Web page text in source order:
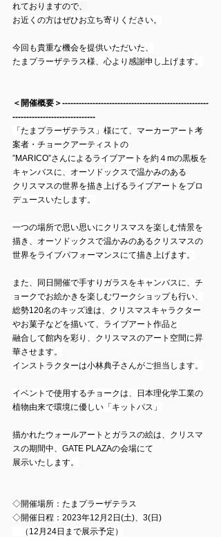
れておりますので、
お近くの方はぜひお立ち寄りください。
今回も貴重な機会を提供いただいた、
たまプラーザテラス様、心より感謝申し上げます。
＜開催概要＞-----------------------------------------------------
------------------------------
「たまプラーザテラス」様にて、マーカーアート考
案者・チョークアーティストの
”MARICO”さんによるライブアートを約４mの黒板を
キャンバスに、オーソドックスで温かみのある
クリスマスの世界を描き上げるライブアートをプロ
デュースいたします。
一つの場所で思い思いにクリスマスを楽しむ情景を
描き、オーソドックスで温かみのあるクリスマスの
世界をライブパフォーマンスにて描き上げます。
また、同日開催で手すりガラスをキャンバスに、チ
ョークでお絵かきを楽しむワークショップも行い、
総勢120名のキッズ達は、クリスマスキャラクター
やお菓子などを描いて、ライブアート作品と
融合して館内を彩り、クリスマスのアート空間に昇
華させます。
インストラクターは小林典子さんがご担当します。
イベントで使用するチョークは、日本理化学工業の
植物由来で環境に優しい「キットパス」
描かれたウォールアートとガラスの絵は、クリスマ
スの期間中、GATE PLAZAの会場にて
展示いたします。
◇開催場所：たまプラーザテラス
◇開催日程：2023年12月2日(土)、3(日)
（12月24日まで展示予定）